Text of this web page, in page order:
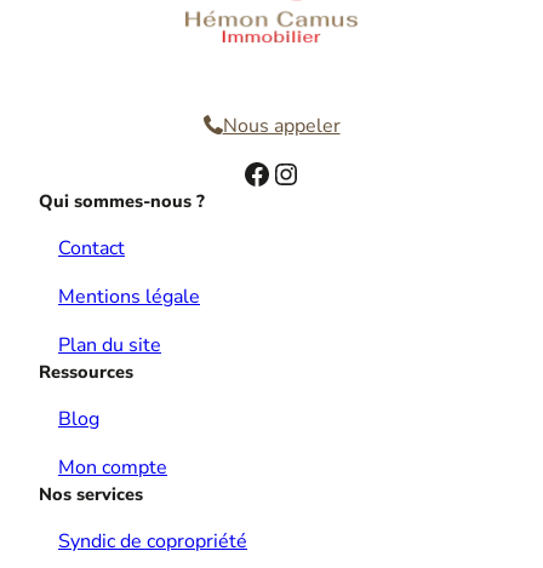
Nous appeler
Facebook Instagram
Qui sommes-nous ?
Contact
Mentions légale
Plan du site
Ressources
Blog
Mon compte
Nos services
Syndic de copropriété